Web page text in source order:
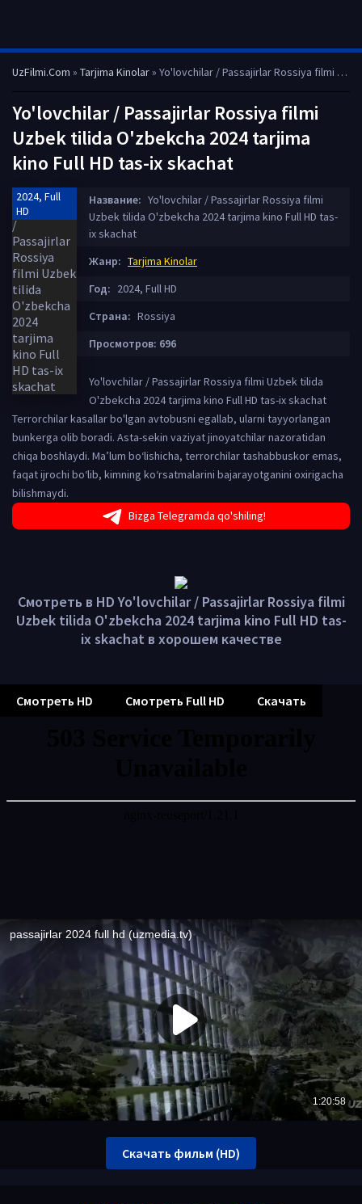
UzFilmi.Com » Tarjima Kinolar» Yo'lovchilar / Passajirlar Rossiya filmi Uzbek tilida O'zbekcha 2024 tarjima kino Full HD tas-ix skachat
Yo'lovchilar / Passajirlar Rossiya filmi
Uzbek tilida O'zbekcha 2024 tarjima
kino Full HD tas-ix skachat
2024, Full
HD
Название: Yo'lovchilar / Passajirlar Rossiya filmi
Uzbek tilida O'zbekcha 2024 tarjima kino Full HD tas-
ix skachat
Жанр: Tarjima Kinolar
Год: 2024, Full HD
Страна: Rossiya
Просмотров: 696
Yo'lovchilar / Passajirlar Rossiya filmi Uzbek tilida
O'zbekcha 2024 tarjima kino Full HD tas-ix skachat
Terrorchilar kasallar bo'lgan avtobusni egallab, ularni tayyorlangan
bunkerga olib boradi. Asta-sekin vaziyat jinoyatchilar nazoratidan
chiqa boshlaydi. Ma’lum bo‘lishicha, terrorchilar tashabbuskor emas,
faqat ijrochi bo‘lib, kimning ko‘rsatmalarini bajarayotganini oxirigacha
bilishmaydi.
Bizga Telegramda qo'shiling!
Смотреть в HD Yo'lovchilar / Passajirlar Rossiya filmi
Uzbek tilida O'zbekcha 2024 tarjima kino Full HD tas-
ix skachat в хорошем качестве
Смотреть HD Смотреть Full HD Скачать
Скачать фильм (HD)